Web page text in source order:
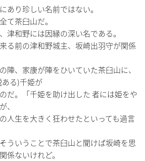
あり珍しい名前ではない。
て茶臼山だ。
津和野には因縁の深い名である。
る前の津和野城主、坂崎出羽守が関係
陣、家康が陣をひいていた茶臼山に、
る)千姫が
だ。「千姫を助け出した 者には姫をや
、
人生を大きく狂わせたといっても過言
ういうことで茶臼山と聞けば坂崎を思
係ないけれど。